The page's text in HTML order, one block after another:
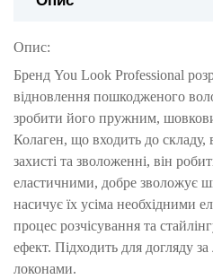
Опис:
Бренд You Look Professional
відновлення пошкодженого
зробити його пружним,
Колаген, що входить до складу,
захисті та зволоженні, він
еластичними, добре зволожує
насичує їх усіма необхідними
процес розчісування та
ефект. Підходить для догляду
локонами.